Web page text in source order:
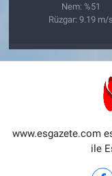
Nem: %51
Rüzgar: 9.19 m/s
www.esgazete.com
ile